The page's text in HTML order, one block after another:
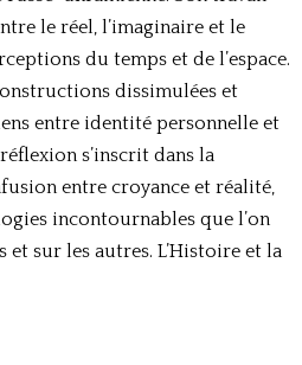
le réel, l’imaginaire et le
du temps et de l’espace.
dissimulées et
entre identité personnelle et
s’inscrit dans la
entre croyance et réalité,
incontournables que l’on
sur les autres. L’Histoire et la